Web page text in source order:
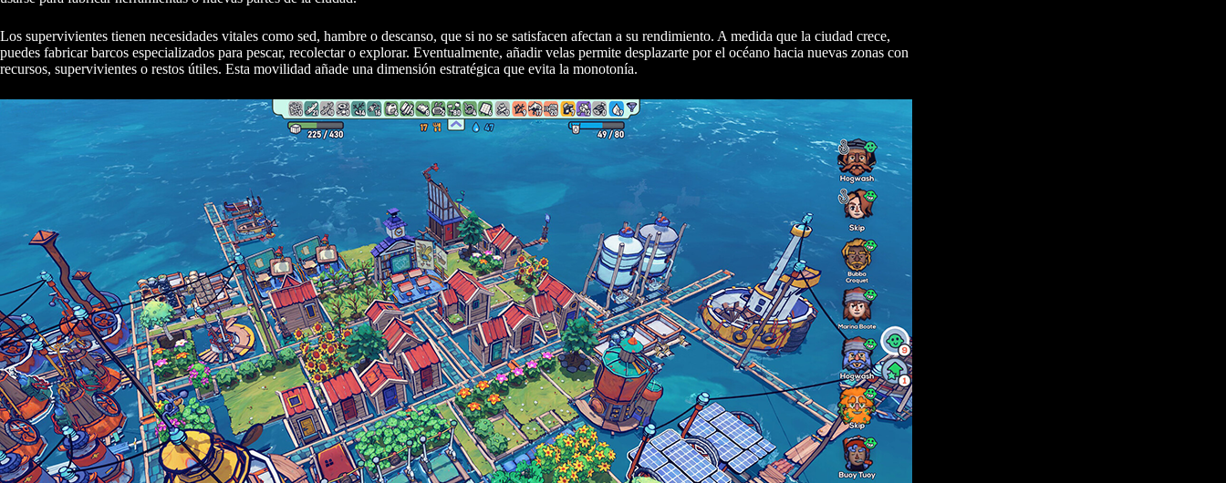
Los supervivientes tienen necesidades vitales como sed, hambre o descanso, que si no se satisfacen afectan a su rendimiento. A medida que la ciudad crece,
puedes fabricar barcos especializados para pescar, recolectar o explorar. Eventualmente, añadir velas permite desplazarte por el océano hacia nuevas zonas con
recursos, supervivientes o restos útiles. Esta movilidad añade una dimensión estratégica que evita la monotonía.